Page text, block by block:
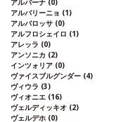
アルバーナ (0)
アルバリーニョ (1)
アルバロッサ (0)
アルフロシェイロ (1)
アレッラ (0)
アンソニカ (2)
インツォリア (0)
ヴァイスブルグンダー (4)
ヴィウラ (3)
ヴィオニエ (16)
ヴェルディッキオ (2)
ヴェルデホ (0)